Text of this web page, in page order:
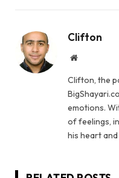
Clifton
Website
Clifton, the
emotions.
of feelings,
his heart and